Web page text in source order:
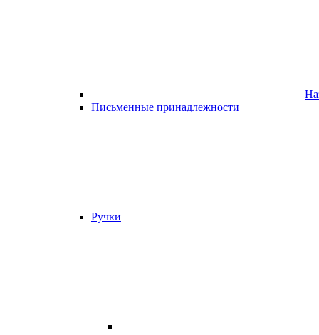
Письменные принадлежности
Ручки